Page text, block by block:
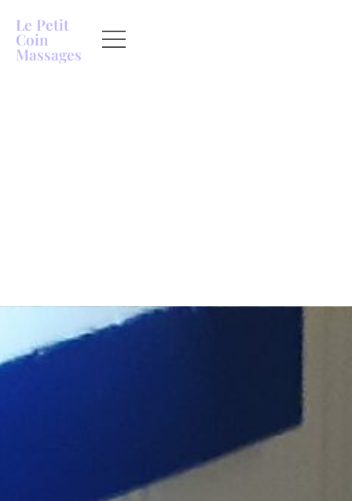
Le Petit
Coin
Massages